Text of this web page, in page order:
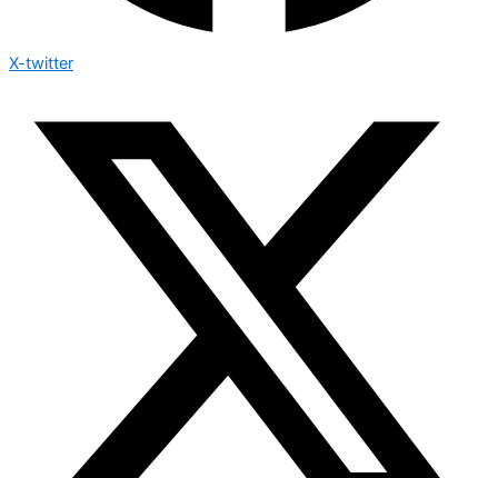
X-twitter